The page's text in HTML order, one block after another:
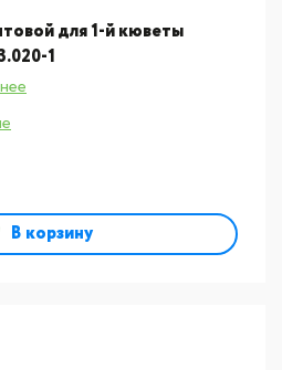
для 1-й кюветы
1
В корзину